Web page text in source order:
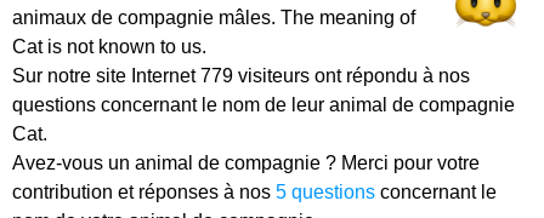
animaux de compagnie mâles. The meaning of
Cat is not known to us.
Sur notre site Internet 779 visiteurs ont répondu à nos
questions concernant le nom de leur animal de compagnie
Cat.
Avez-vous un animal de compagnie ? Merci pour votre
contribution et réponses à nos 5 questions concernant le